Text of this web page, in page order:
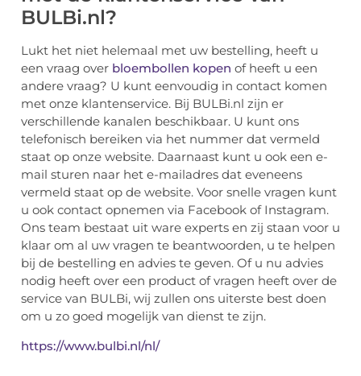
BULBi.nl?
Lukt het niet helemaal met uw bestelling, heeft u
een vraag over bloembollen kopen of heeft u een
andere vraag? U kunt eenvoudig in contact komen
met onze klantenservice. Bij BULBi.nl zijn er
verschillende kanalen beschikbaar. U kunt ons
telefonisch bereiken via het nummer dat vermeld
staat op onze website. Daarnaast kunt u ook een e-
mail sturen naar het e-mailadres dat eveneens
vermeld staat op de website. Voor snelle vragen kunt
u ook contact opnemen via Facebook of Instagram.
Ons team bestaat uit ware experts en zij staan voor u
klaar om al uw vragen te beantwoorden, u te helpen
bij de bestelling en advies te geven. Of u nu advies
nodig heeft over een product of vragen heeft over de
service van BULBi, wij zullen ons uiterste best doen
om u zo goed mogelijk van dienst te zijn.
https://www.bulbi.nl/nl/